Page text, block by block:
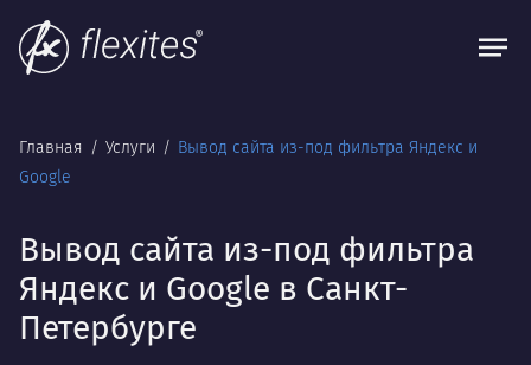
Главная Услуги
Вывод сайта из-под фильтра Яндекс и
Google
Вывод сайта из-под фильтра
Яндекс и Google в Санкт-
Петербурге